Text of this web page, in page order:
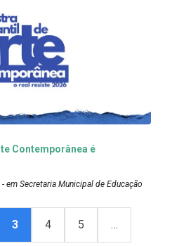
Contemporânea é
Secretaria Municipal de Educação
3 4 5 …